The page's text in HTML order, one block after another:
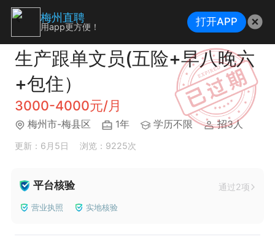
生产跟单文员(五险+早八晚六
+包住）
3000-4000元/月
梅州市-梅县区 1年 学历不限 招3人
更新：6月5日 浏览：9225次
平台核验 通过2项
营业执照 实地核验
梅州直聘
用app更方便！ 打开APP